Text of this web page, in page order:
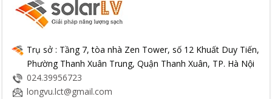
Trụ sở : Tầng 7, tòa nhà Zen Tower, số 12 Khuất Duy Tiến,
Phường Thanh Xuân Trung, Quận Thanh Xuân, TP. Hà Nội
024.39956723
longvu.lct@gmail.com